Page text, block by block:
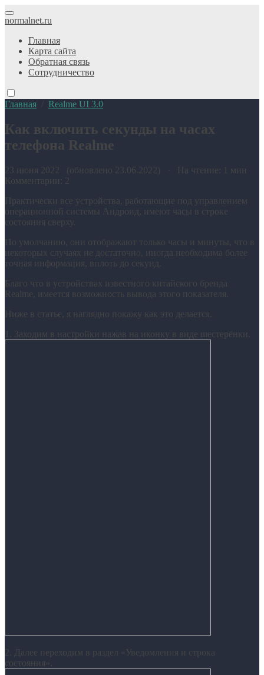
normalnet.ru
Главная
Карта сайта
Обратная связь
Сотрудничество
Главная Realme UI 3.0
Как включить секунды на часах
телефона Realme
23 июня 2022 (обновлено 23.06.2022) · На чтение: 1 мин
Комментарии: 2
Практически все устройства, работающие под управлением
операционной системы Андроид, имеют часы в строке
состояния сверху.
По умолчанию, они отображают только часы и минуты, что в
некоторых случаях не достаточно, иногда необходима более
точная информация, вплоть до секунд.
Благо что в устройствах известного китайского бренда
Realme, имеется возможность вывода этого показателя.
Ниже в статье, я наглядно покажу как это делается.
1. Заходим в настройки нажав на иконку в виде шестерёнки.
2. Далее переходим в раздел «Уведомления и строка
состояния».